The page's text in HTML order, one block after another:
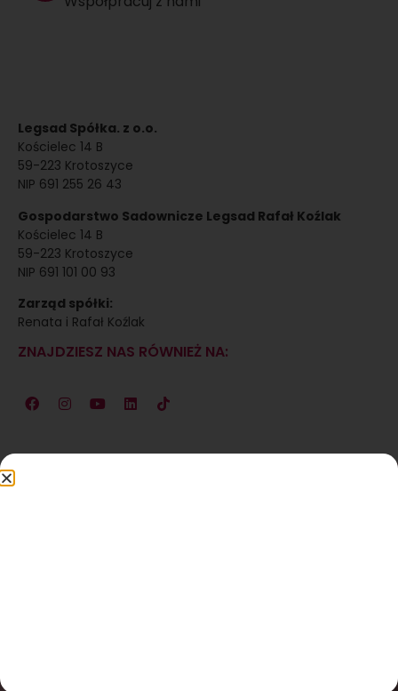
Legsad Spółka. z o.o.
Kościelec 14 B
59-223 Krotoszyce
NIP 691 255 26 43
Gospodarstwo Sadownicze Legsad Rafał Koźlak
Kościelec 14 B
59-223 Krotoszyce
NIP 691 101 00 93
Zarząd spółki:
Renata i Rafał Koźlak
ZNAJDZIESZ NAS RÓWNIEŻ NA: